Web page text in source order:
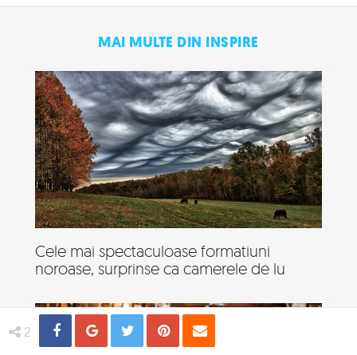
2 Share Distribuie
Tweet Pin
MAI MULTE DIN INSPIRE
Cele mai spectaculoase formatiuni
noroase, surprinse ca camerele de lu